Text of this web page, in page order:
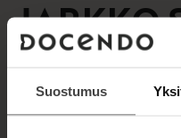
Suostumus
u
u
t
e
a
a
u
t
e
JARKKO
Lue lisää tekijästä
J